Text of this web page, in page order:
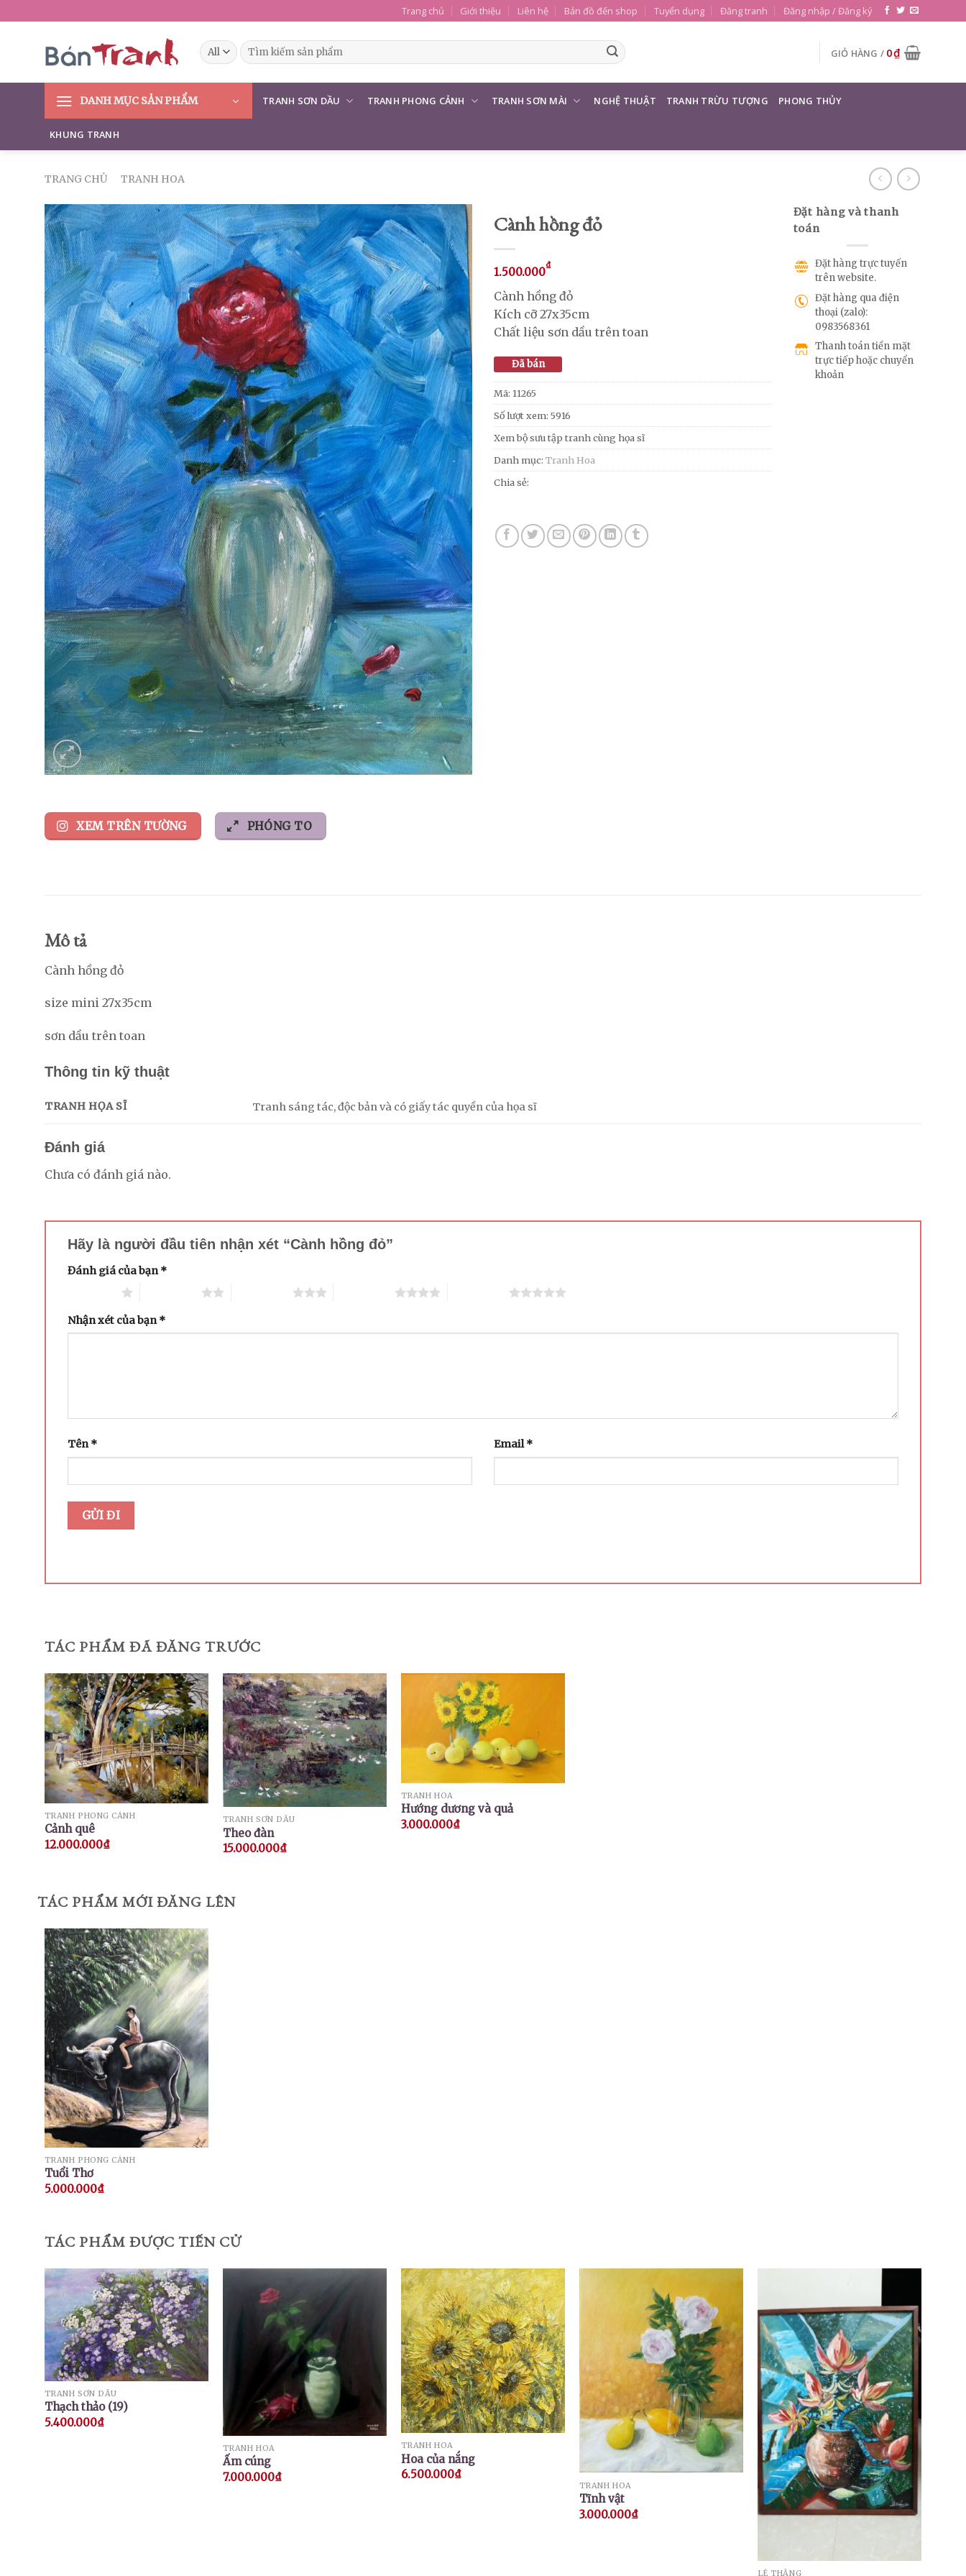
to
Trang chủ Giới thiệu Liên hệ Bản đồ đến shop Tuyển dụng Đăng tranh Đăng nhập / Đăng ký
Tìm
kiếm:
GIỎ HÀNG / 0₫
DANH MỤC SẢN PHẨM TRANH SƠN DẦU TRANH PHONG CẢNH TRANH SƠN MÀI NGHỆ THUẬT TRANH TRỪU TƯỢNG PHONG THỦY
KHUNG TRANH
TRANG CHỦ TRANH HOA
XEM TRÊN TƯỜNG PHÓNG TO
Cành hồng đỏ
1.500.000₫
Cành hồng đỏ
Kích cỡ 27x35cm
Chất liệu sơn dầu trên toan
Đã bán
Mã: 11265
Số lượt xem: 5916
Xem bộ sưu tập tranh cùng họa sĩ
Danh mục: Tranh Hoa
Chia sẻ:
Đặt hàng và thanh
toán
Đặt hàng trực tuyến
trên website.
Đặt hàng qua điện
thoại (zalo):
0983568361
Thanh toán tiền mặt
trực tiếp hoặc chuyển
khoản
Mô tả
Cành hồng đỏ
size mini 27x35cm
sơn dầu trên toan
Thông tin kỹ thuật
TRANH HỌA SĨ Tranh sáng tác, độc bản và có giấy tác quyền của họa sĩ
Đánh giá
Chưa có đánh giá nào.
Hãy là người đầu tiên nhận xét “Cành hồng đỏ”
Đánh giá của bạn*
Nhận xét của bạn*
Tên* Email*
TÁC PHẨM ĐÃ ĐĂNG TRƯỚC
TRANH PHONG CẢNH
Cảnh quê
12.000.000₫
TRANH SƠN DẦU
Theo đàn
15.000.000₫
TRANH HOA
Hướng dương và quả
3.000.000₫
TÁC PHẨM MỚI ĐĂNG LÊN
TRANH PHONG CẢNH
Tuổi Thơ
5.000.000₫
TÁC PHẨM ĐƯỢC TIẾN CỬ
TRANH SƠN DẦU
Thạch thảo (19)
5.400.000₫
TRANH HOA
Ấm cúng
7.000.000₫
TRANH HOA
Hoa của nắng
6.500.000₫
TRANH HOA
Tĩnh vật
3.000.000₫
LÊ THẮNG